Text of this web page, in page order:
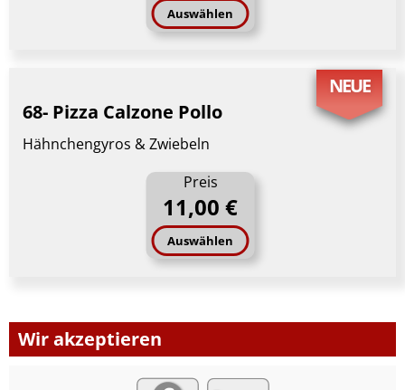
Auswählen
NEUE
68- Pizza Calzone Pollo
Hähnchengyros & Zwiebeln
Preis
11,00 €
Auswählen
Wir akzeptieren